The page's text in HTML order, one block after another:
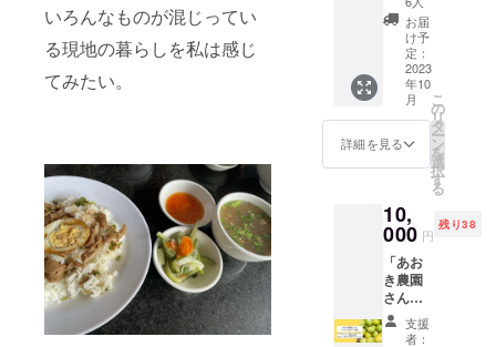
いろんなものが混じってい
る現地の暮らしを私は感じ
てみたい。
予定！
上乗せ
支援
（任
意）も
お待ち
してお
りま
帰りた
くなっ
てい
る？
時々ポ
ロッと
涙し
ちゃう
な文書
表現の
私のメ
ルマガ
をお楽
しみく
ださ
い！ さ
ス」
メール
マガジ
ンは、
クラウ
ドファ
ンディ
ング終
了〜
オース
ア出
発〜帰
国まで
の全て
を、
メール
マガジ
ンでお
お届
け予
定：
2023
年10
月
詳細を見る
こ
の
リ
タ
ー
ン
を
選
択
す
る
10,
000 円
残り38
「あお
き農園
さんの
レモン
3kg」
支援
者：